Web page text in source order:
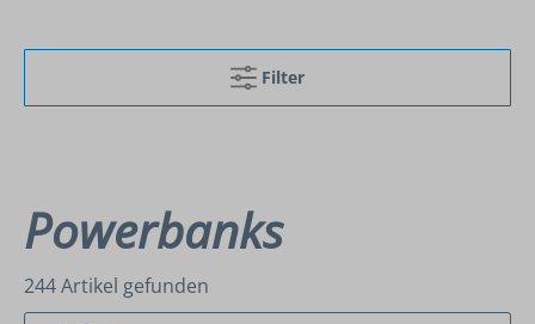
Filter
Powerbanks
244 Artikel gefunden